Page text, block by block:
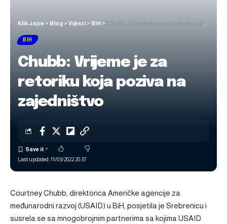
Klik Jajce > Blog > Vijesti > BiH >
BIH
Chubb: Vrijeme je za
retoriku koja poziva na
zajedništvo
Last updated: 11/03/2022 20:37
Courtney Chubb, direktorica Američke agencije za
međunarodni razvoj (USAID) u BiH, posjetila je Srebrenicu i
susrela se sa mnogobrojnim partnerima sa kojima USAID